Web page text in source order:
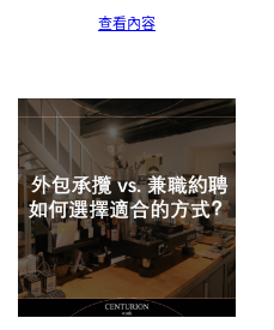
查看內容